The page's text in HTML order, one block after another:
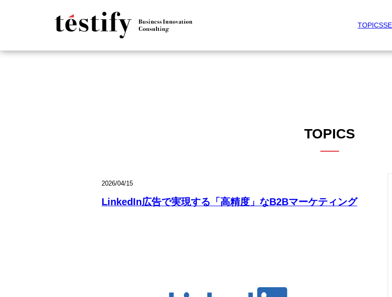
TOPICS
TOPICS
2026/04/15
LinkedIn広告で実現する「高精度」なB2Bマーケティング